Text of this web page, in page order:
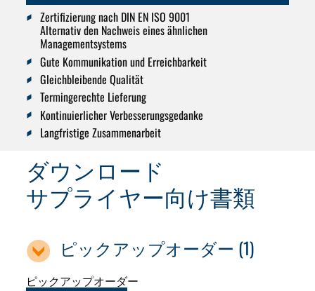
Zertifizierung nach DIN EN ISO 9001
Alternativ den Nachweis eines ähnlichen
Managementsystems
Gute Kommunikation und Erreichbarkeit
Gleichbleibende Qualität
Termingerechte Lieferung
Kontinuierlicher Verbesserungsgedanke
Langfristige Zusammenarbeit
ダウンロード
サプライヤー向け書類
ピックアップオーダー (1)
ピックアップオーダー